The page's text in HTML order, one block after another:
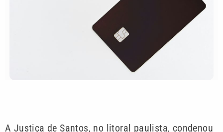
A Justiça de Santos, no litoral paulista, condenou